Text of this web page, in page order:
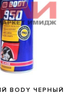
ПРОСМОТР
BODY ЧЕРНЫЙ